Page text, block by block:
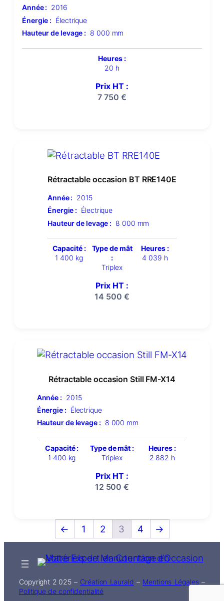
Année : 2016
Énergie : Électrique
Hauteur de levage : 8 000 mm
Heures :
20 h
Prix HT :
7 750 €
Rétractable occasion BT RRE140E
Année : 2015
Énergie : Électrique
Hauteur de levage : 8 000 mm
Capacité :
1 400 kg
Type de mât
:
Triplex
Heures :
4 039 h
Prix HT :
14 500 €
Rétractable occasion Still FM-X14
Année : 2015
Énergie : Électrique
Hauteur de levage : 8 000 mm
Capacité :
1 400 kg
Type de mât :
Triplex
Heures :
2 882 h
Prix HT :
12 500€
← 1 2 3 4 →
Copyright 2 025 – Création Laurald – Mentions Légales–
Politique de confidentialité